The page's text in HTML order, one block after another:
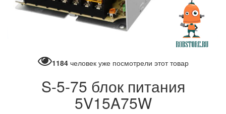
1184человек уже посмотрели этот товар
S-5-75 блок питания
5V15A75W